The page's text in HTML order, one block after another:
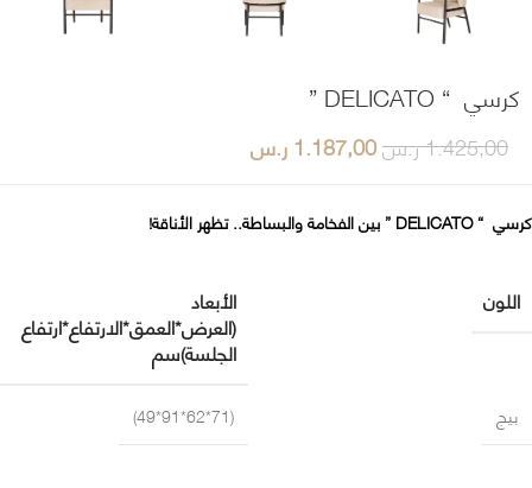
كرسي “ DELICATO ”
1.425,00ر.س1.187,00ر.س
كرسي “ DELICATO ” بين الفخامة والبساطة.. تظهر الأناقة!
اللون
بيج
الأبعاد
(العرض*العمق*الارتفاع*ارتفاع
الجلسة)سم
(71*62*91*49)